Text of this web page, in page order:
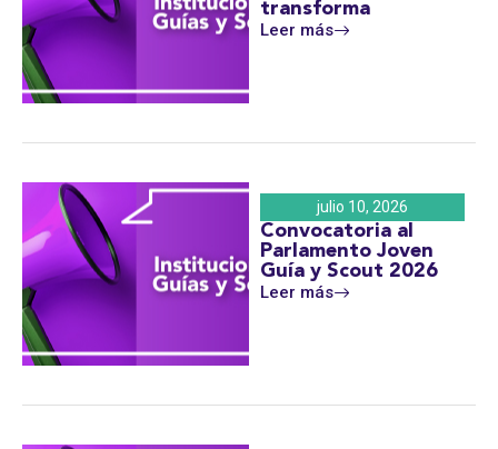
transforma
Leer más
julio 10, 2026
Convocatoria al
Parlamento Joven
Guía y Scout 2026
Leer más